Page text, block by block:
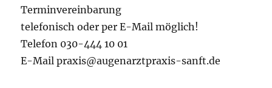
Terminvereinbarung
telefonisch oder per E-Mail möglich!
Telefon 030-444 10 01
E-Mail praxis@augenarztpraxis-sanft.de